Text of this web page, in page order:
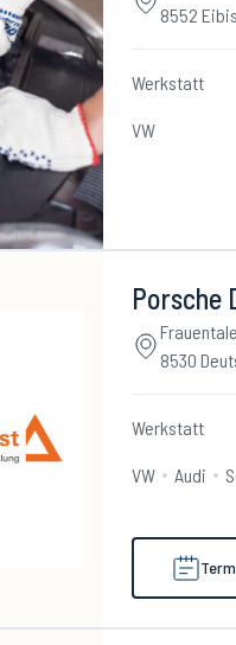
8552
Werkstatt
VW
Porsche
8530
Werkstatt
VW Audi